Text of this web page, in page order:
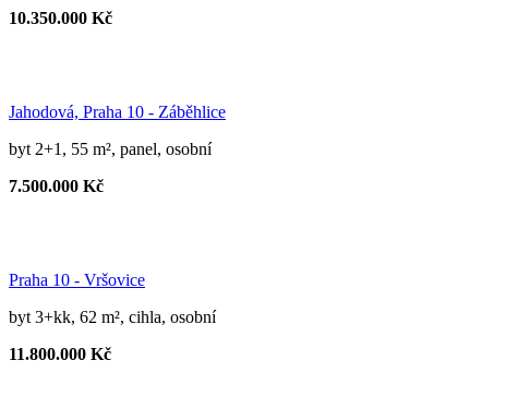
10.350.000 Kč
Jahodová, Praha 10 - Záběhlice
byt 2+1, 55 m², panel, osobní
7.500.000 Kč
Praha 10 - Vršovice
byt 3+kk, 62 m², cihla, osobní
11.800.000 Kč